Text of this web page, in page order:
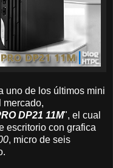
uno de los últimos mini
mercado,
DP21 11M", el cual
escritorio con grafica
, micro de seis